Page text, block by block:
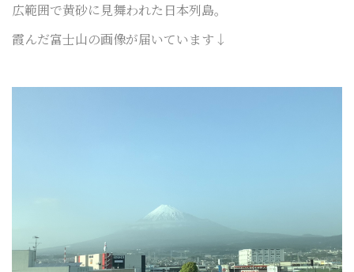
広範囲で黄砂に見舞われた日本列島。
霞んだ富士山の画像が届いています↓